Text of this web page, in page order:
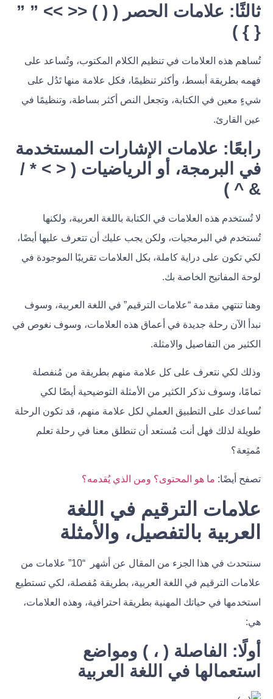
ثالثًا: علامات الحصر ( ( ) << >> ” ”
{ } )
تُساهم هذه العلامات في تنظيم الكلام المكتوب، وتُساعد على
فهمه بطريقة أبسط، وأكثر تنظيمًا، فكل علامة منها تَدُل على
شيءٍ معين في الكتابة، وتجعل النص أكثر بساطة، وتنظيمًا في
عين القارئ.
رابعًا: علامات الإشارات المستخدمة
في البرمجة، أو الرياضيات ( < > * /
& ^ )
لا تُستخدم هذه العلامات في الكتابة باللغة العربية، ولكنها
تُستخدم في البرمجيات، ولكن يجب عليك أن تتعرف عليها أيضًا،
لكي تكون على دراية كاملة، بكل العلامات تقريبًا الموجودة في
لوحة المفاتيح الخاصة بك.
وهنا تنتهي مقدمة “علامات الترقيم” في اللغة العربية، وسوف
نبدأ الآن رحلة جديدة في أعماق هذه العلامات، وسوف نغوص في
الكثير من التفاصيل والامثلة.
وذلك لكي نتعرف على كل علامة منهم بطريقة من مُنفصلة
تمامًا، وسوف نذكر الكثير من الأمثلة التوضيحية أيضًا لكي
نُساعدك على التطبيق العملي لكل علامة منهم، قد تكون الرحلة
طويلة لذلك فهل أنت مُستعد أن تنطلق معنا في رحلة تعلم
مُمتِعة؟
تصفح أيضًا: ما هو المحتوى؟ ومن الذي يُقدمه؟
علامات الترقيم في اللغة
العربية بالتفصيل، والأمثلة
سنتحدث في هذا الجزء من المقال عن أشهر “10”
علامات من
علامات الترقيم في اللغة العربية، بطريقة مُفصلة، لكي تستطيع
استخدمها في حياتك المهنية بطريقة احترافية، وهذه العلامات،
هي:
أولًا: الفاصلة ( ، ) ومواضع
استعمالها في اللغة العربية